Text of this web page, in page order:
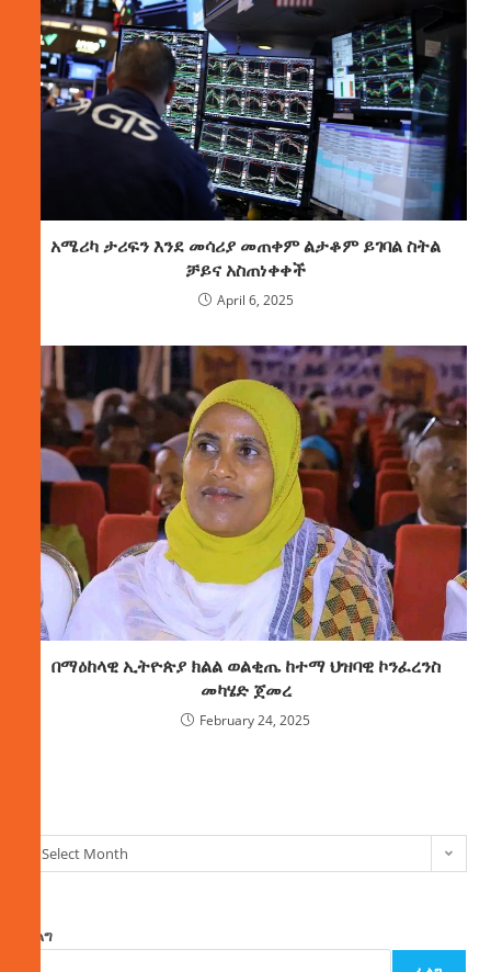
አሜሪካ ታሪፍን እንደ መሳሪያ መጠቀም ልታቆም ይገባል ስትል
ቻይና አስጠነቀቀች
April 6, 2025
በማዕከላዊ ኢትዮጵያ ክልል ወልቂጤ ከተማ ህዝባዊ ኮንፈረንስ
መካሄድ ጀመረ
February 24, 2025
Select Month
ፈልግ